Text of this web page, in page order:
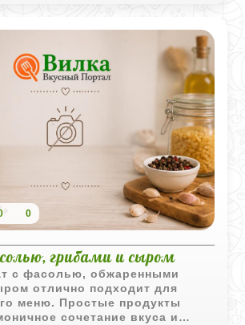
0
грибами и сыром
с фасолью, обжаренными
отлично подходит для
меню. Простые продукты
сочетание вкуса и